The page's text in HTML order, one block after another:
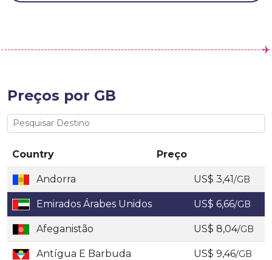
Preços por GB
Country Preço
Andorra US$ 3,41/GB
Emirados Árabes Unidos US$ 6,66/GB
Afeganistão US$ 8,04/GB
Antígua E Barbuda US$ 9,46/GB